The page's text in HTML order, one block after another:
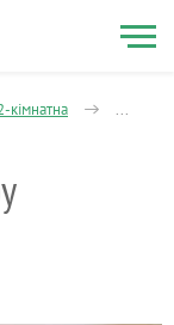
кімнатна